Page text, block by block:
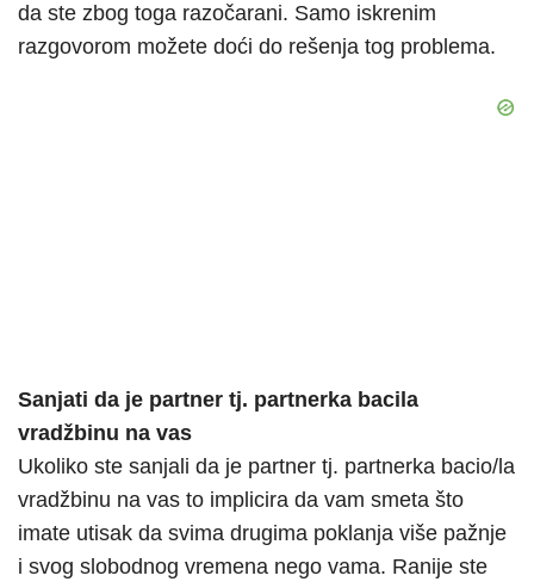
da ste zbog toga razočarani. Samo iskrenim
razgovorom možete doći do rešenja tog problema.
Sanjati da je partner tj. partnerka bacila
vradžbinu na vas
Ukoliko ste sanjali da je partner tj. partnerka bacio/la
vradžbinu na vas to implicira da vam smeta što
imate utisak da svima drugima poklanja više pažnje
i svog slobodnog vremena nego vama. Ranije ste